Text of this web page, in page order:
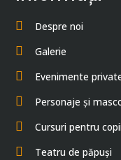
Despre noi
Galerie
Evenimente
Personaje și
Cursuri pentru copii
Teatru de păpuși